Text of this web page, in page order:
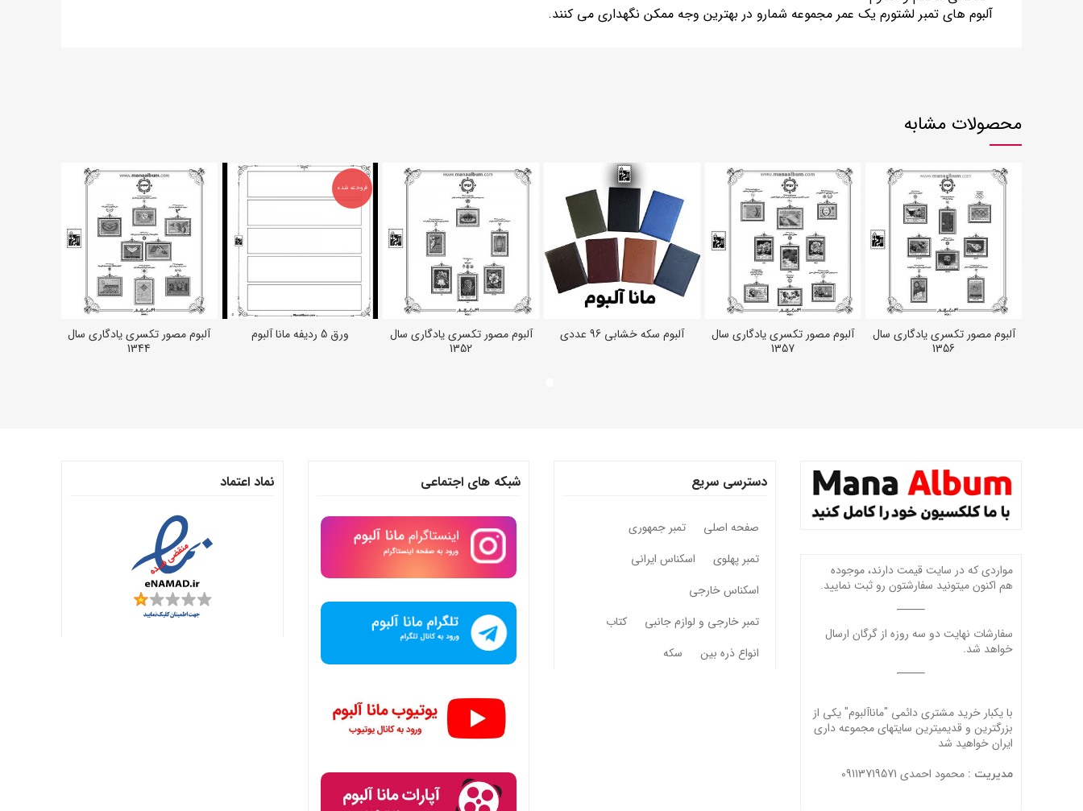
آلبوم های تمبر لشتورم یک عمر مجموعه شمارو در بهترین وجه ممکن نگهداری می کنند.
محصولات مشابه
افزودن به سبد خرید
آلبوم مصور تکسری یادگاری سال
1356
افزودن به سبد خرید
آلبوم مصور تکسری یادگاری سال
1357
انتخاب گزینه ها
آلبوم سکه خشابی 96 عددی افزودن به سبد خرید
آلبوم مصور تکسری یادگاری سال
1352
فروخته شده
اطلاعات بیشتر ورق 5 ردیفه مانا آلبوم افزودن به سبد خرید
آلبوم مصور تکسری یادگاری سال
1344
مواردی که در سایت قیمت دارند، موجوده
هم اکنون میتونید سفارشتون رو ثبت نمایید.
سفارشات نهایت دو سه روزه از گرگان ارسال
خواهد شد.
با یکبار خرید مشتری دائمی "ماناآلبوم" یکی از
بزرگترین و قدیمیترین سایتهای مجموعه داری
ایران خواهید شد
مدیریت : محمود احمدی 09113719571
دسترسی سریع
صفحه اصلی
تمبر جمهوری
تمبر پهلوی
اسکناس ایرانی
اسکناس خارجی
تمبر خارجی و لوازم جانبی
کتاب
انواع ذره بین
سکه
شبکه های اجتماعی نماد اعتماد